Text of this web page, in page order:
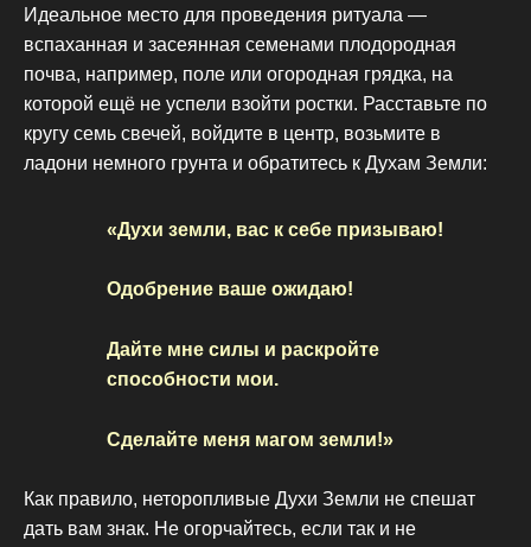
Идеальное место для проведения ритуала —
вспаханная и засеянная семенами плодородная
почва, например, поле или огородная грядка, на
которой ещё не успели взойти ростки. Расставьте по
кругу семь свечей, войдите в центр, возьмите в
ладони немного грунта и обратитесь к Духам Земли:
«Духи земли, вас к себе призываю!
Одобрение ваше ожидаю!
Дайте мне силы и раскройте
способности мои.
Сделайте меня магом земли!»
Как правило, неторопливые Духи Земли не спешат
дать вам знак. Не огорчайтесь, если так и не